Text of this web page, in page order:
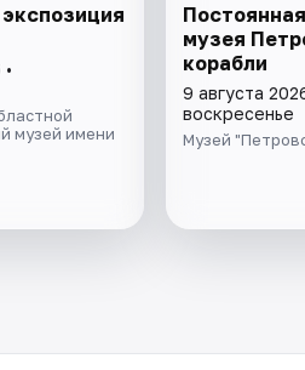
музей имени
музея
корабли
9 августа
воскресенье
Музей